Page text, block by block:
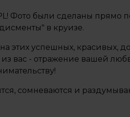
Фото были сделаны прямо
в круизе.
этих успешных, красивых,
вас - отражение вашей
сомневаются и